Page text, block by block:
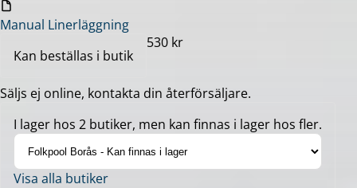
Manual Linerläggning
Kan beställas i butik
530 kr
Säljs ej online, kontakta din återförsäljare.
I lager hos 2 butiker, men kan finnas i lager hos fler.
Visa alla butiker